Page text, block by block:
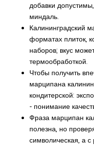
добавки
миндаль.
Калининградский
форматах плиток,
наборов; вкус
термообработкой.
Чтобы получить
марципана
кондитерской:
- понимание
Фраза марципан
полезна, но
символическая, а